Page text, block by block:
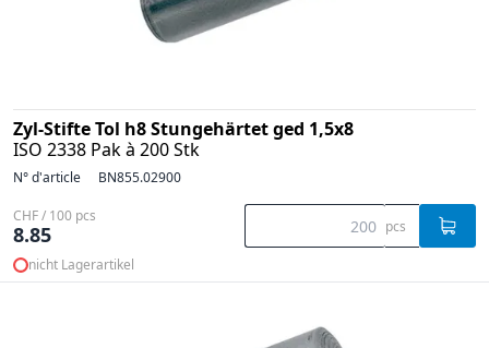
Zyl-Stifte Tol h8 Stungehärtet ged 1,5x8
ISO 2338 Pak à 200 Stk
N° d'article BN855.02900
CHF / 100 pcs
8.85 pcs
nicht Lagerartikel